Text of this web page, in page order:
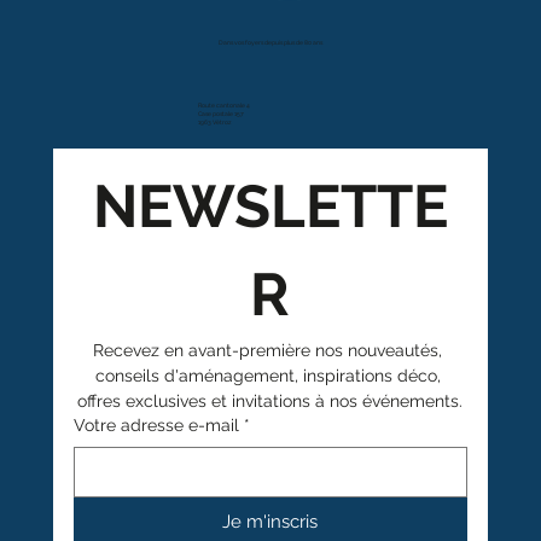
Route cantonale 4
Case postale 157
1963 Vétroz
Dans vos foyers depuis plus de 80 ans
NEWSLETTE
R
Recevez en avant-première nos nouveautés,
conseils d'aménagement, inspirations déco,
offres exclusives et invitations à nos événements.
Votre adresse e-mail *
Je m'inscris